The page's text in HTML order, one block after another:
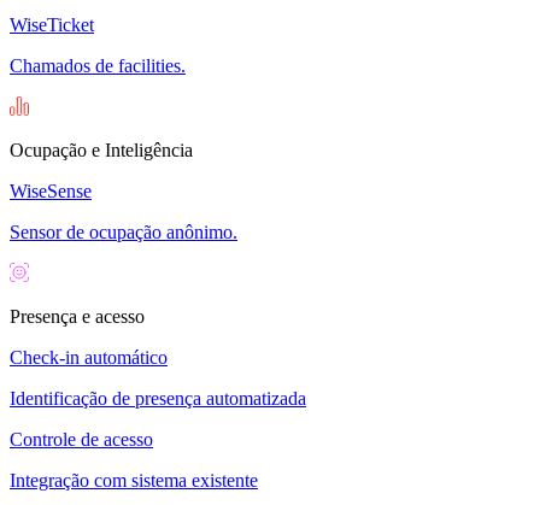
WiseTicket
Chamados de facilities.
Ocupação e Inteligência
WiseSense
Sensor de ocupação anônimo.
Presença e acesso
Check-in automático
Identificação de presença automatizada
Controle de acesso
Integração com sistema existente